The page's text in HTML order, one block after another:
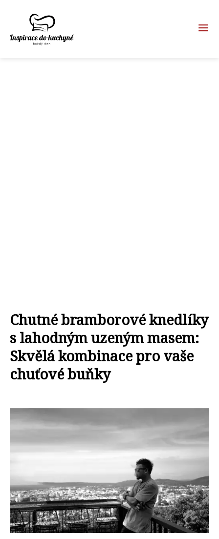
Chutné bramborové knedlíky
s lahodným uzeným masem:
Skvělá kombinace pro vaše
chuťové buňky